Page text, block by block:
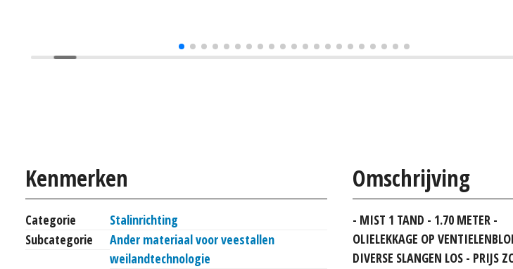
Kenmerken
Categorie
Stalinrichting
Subcategorie
Ander materiaal voor veestallen
weilandtechnologie
Omschrijving
- MIST 1 TAND - 1.70 METER -
OLIELEKKAGE OP
DIVERSE SLANGEN LOS - PRIJS